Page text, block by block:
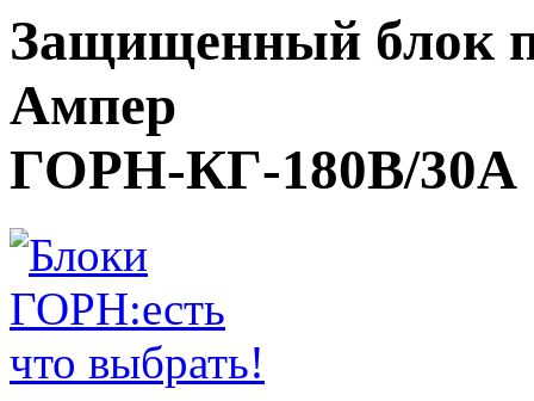
Защищенный блок
Ампер
ГОРН-КГ-180В/30А